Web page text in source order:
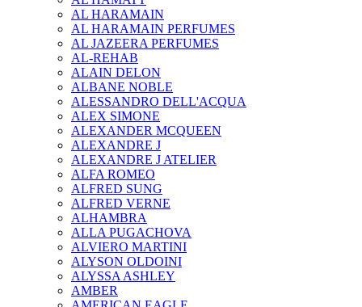
AL HARAMAIN
AL HARAMAIN PERFUMES
AL JAZEERA PERFUMES
AL-REHAB
ALAIN DELON
ALBANE NOBLE
ALESSANDRO DELL'ACQUA
ALEX SIMONE
ALEXANDER MCQUEEN
ALEXANDRE J
ALEXANDRE J ATELIER
ALFA ROMEO
ALFRED SUNG
ALFRED VERNE
ALHAMBRA
ALLA PUGACHOVA
ALVIERO MARTINI
ALYSON OLDOINI
ALYSSA ASHLEY
AMBER